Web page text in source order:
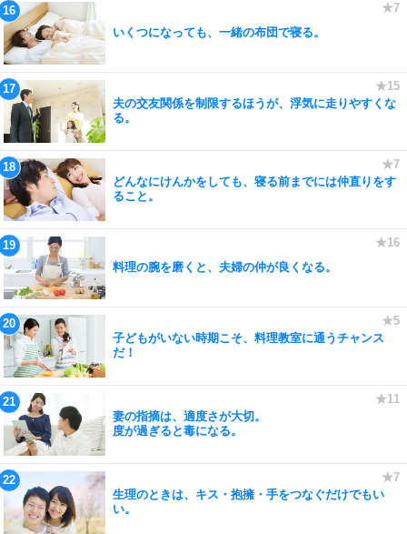
いくつになっても、一緒の布団で寝る。
夫の交友関係を制限するほうが、浮気に走りやすくな
る。
どんなにけんかをしても、寝る前までには仲直りをす
ること。
料理の腕を磨くと、夫婦の仲が良くなる。
子どもがいない時期こそ、料理教室に通うチャンス
だ！
妻の指摘は、適度さが大切。
度が過ぎると毒になる。
生理のときは、キス・抱擁・手をつなぐだけでもい
い。